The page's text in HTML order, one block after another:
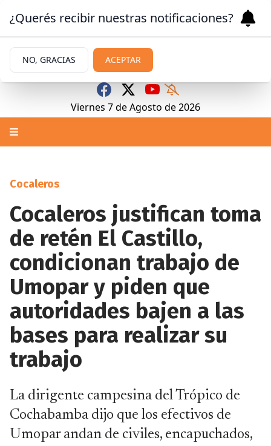
Viernes 7deAgosto de 2026
Cocaleros
Cocaleros justifican toma
de retén El Castillo,
condicionan trabajo de
Umopar y piden que
autoridades bajen a las
bases para realizar su
trabajo
La dirigente campesina del Trópico de
Cochabamba dijo que los efectivos de
Umopar andan de civiles, encapuchados,
¿Querés recibir nuestras notificaciones?
NO, GRACIAS ACEPTAR